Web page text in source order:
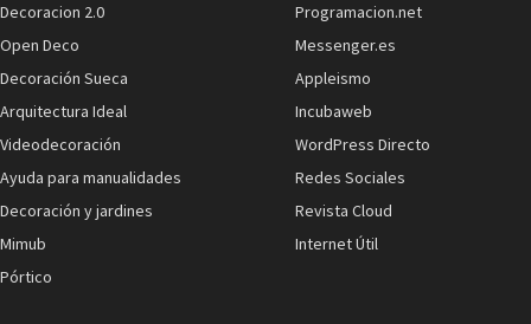
Decoracion 2.0
Open Deco
Decoración Sueca
Arquitectura Ideal
Videodecoración
Ayuda para manualidades
Decoración y jardines
Mimub
Pórtico
Programacion.net
Messenger.es
Appleismo
Incubaweb
WordPress Directo
Redes Sociales
Revista Cloud
Internet Útil